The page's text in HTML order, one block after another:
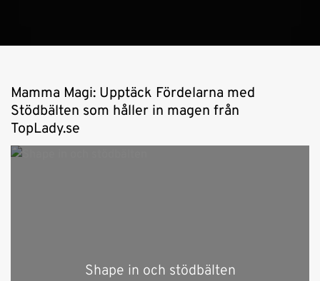
Mamma Magi: Upptäck Fördelarna med
Stödbälten som håller in magen från
TopLady.se
Shape in och stödbälten